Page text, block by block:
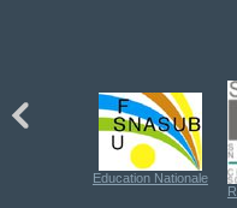
Education Nationale